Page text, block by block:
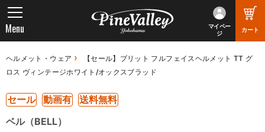
マイペー
ジ
カート
Menu
ヘルメット・ウェア
【セール】ブリット フルフェイスヘルメット TT グ
ロス ヴィンテージホワイト/オックスブラッド
セール 動画有
送料無料
ベル（BELL）